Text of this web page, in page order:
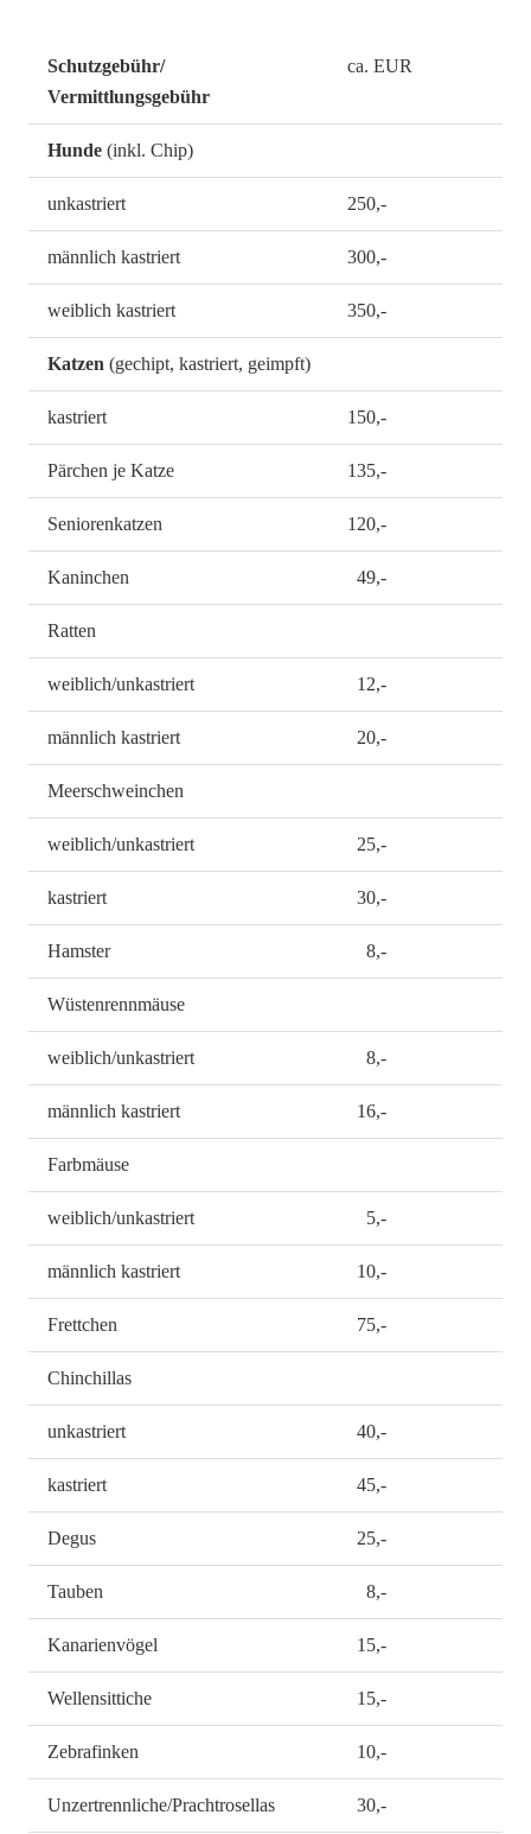
Schutzgebühr/
Vermittlungsgebühr
ca. EUR
Hunde (inkl. Chip)
unkastriert 250,-
männlich kastriert 300,-
weiblich kastriert 350,-
Katzen (gechipt, kastriert, geimpft)
kastriert 150,-
Pärchen je Katze 135,-
Seniorenkatzen 120,-
Kaninchen 49,-
Ratten
weiblich/unkastriert 12,-
männlich kastriert 20,-
Meerschweinchen
weiblich/unkastriert 25,-
kastriert 30,-
Hamster 8,-
Wüstenrennmäuse
weiblich/unkastriert 8,-
männlich kastriert 16,-
Farbmäuse
weiblich/unkastriert 5,-
männlich kastriert 10,-
Frettchen 75,-
Chinchillas
unkastriert 40,-
kastriert 45,-
Degus 25,-
Tauben 8,-
Kanarienvögel 15,-
Wellensittiche 15,-
Zebrafinken 10,-
Unzertrennliche/Prachtrosellas 30,-